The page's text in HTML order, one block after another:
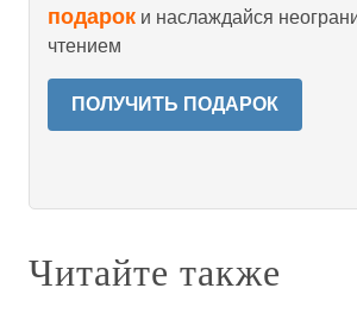
подарок и наслаждайся
чтением
ПОЛУЧИТЬ ПОДАРОК
Читайте также